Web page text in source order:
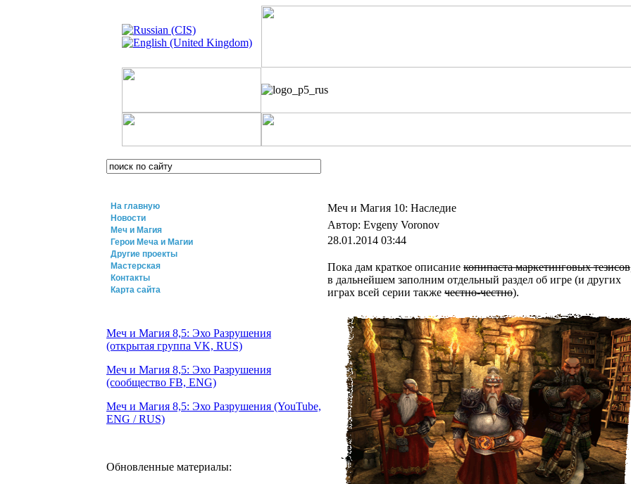
На главную
Новости
Меч и Магия
Герои Меча и Магии
Другие проекты
Мастерская
Контакты
Карта сайта
Меч и Магия 8,5: Эхо Разрушения
(открытая группа VK, RUS)
Меч и Магия 8,5: Эхо Разрушения
(сообщество FB, ENG)
Меч и Магия 8,5: Эхо Разрушения (YouTube,
ENG / RUS)
Обновленные материалы:
Меч и Магия 10: Наследие
Автор: Evgeny Voronov
28.01.2014 03:44
Пока дам краткое описание копипаста маркетинговых тезисов
в дальнейшем заполним отдельный раздел об игре (и других
играх всей серии также честно-честно).